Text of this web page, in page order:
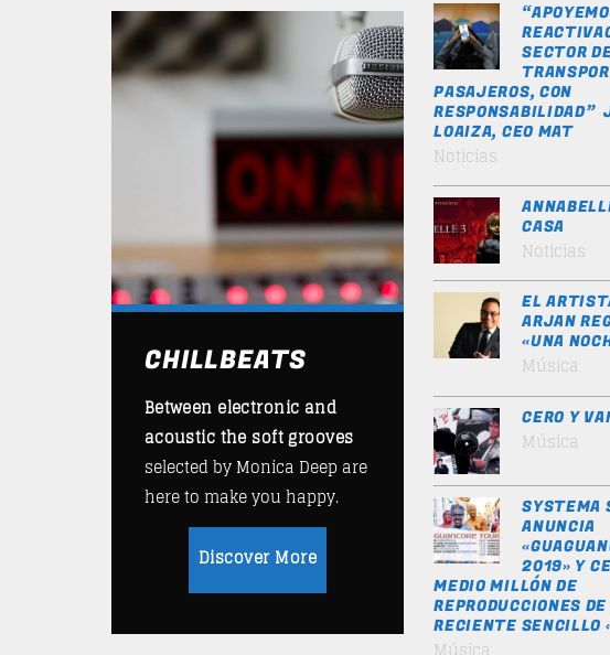
CHILLBEATS
Between electronic and
acoustic the soft grooves
selected by Monica Deep are
here to make you happy.
Discover More
SECTOR
PASAJEROS, CON
RESPONSABILIDAD”
LOAIZA, CEO MAT
Noticias
CASA
Noticias
EL
ARJAN
«UNA
Música
CERO Y
Música
SYSTEMA
ANUNCIA
2019» Y
MEDIO MILLÓN DE
REPRODUCCIONES
RECIENTE SENCILLO
Música